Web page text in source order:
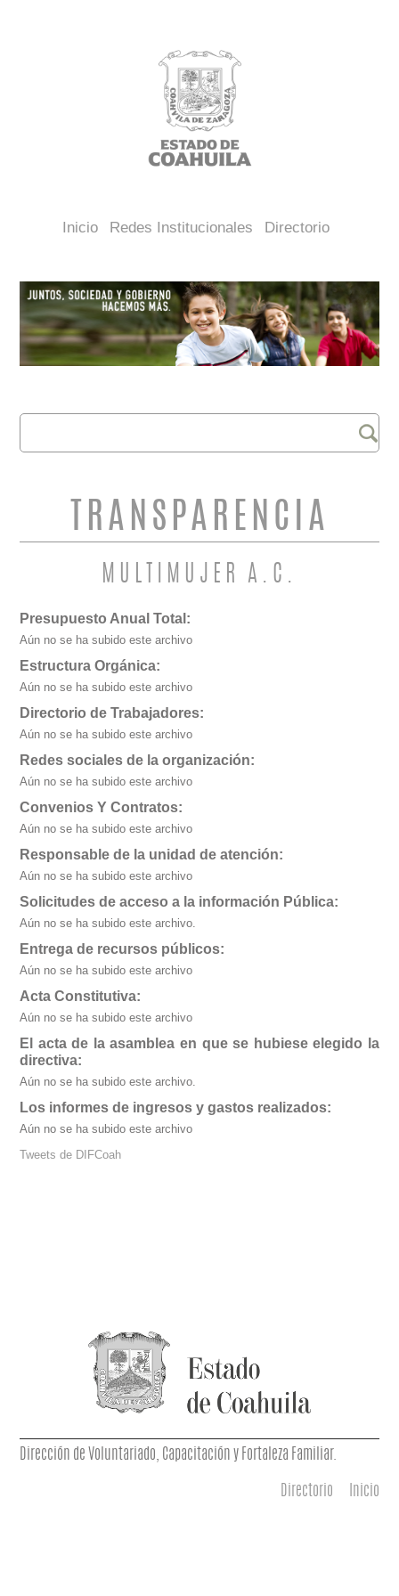
Inicio Redes Institucionales Directorio
FORMULARIO DE
BÚSQUEDA
Buscar
TRANSPARENCIA
MULTIMUJER A.C.
Presupuesto Anual Total:
Aún no se ha subido este archivo
Estructura Orgánica:
Aún no se ha subido este archivo
Directorio de Trabajadores:
Aún no se ha subido este archivo
Redes sociales de la organización:
Aún no se ha subido este archivo
Convenios Y Contratos:
Aún no se ha subido este archivo
Responsable de la unidad de atención:
Aún no se ha subido este archivo
Solicitudes de acceso a la información Pública:
Aún no se ha subido este archivo.
Entrega de recursos públicos:
Aún no se ha subido este archivo
Acta Constitutiva:
Aún no se ha subido este archivo
El acta de la asamblea en que se hubiese elegido la
directiva:
Aún no se ha subido este archivo.
Los informes de ingresos y gastos realizados:
Aún no se ha subido este archivo
Tweets de DIFCoah
Dirección de Voluntariado, Capacitación y Fortaleza Familiar.
Directorio Inicio